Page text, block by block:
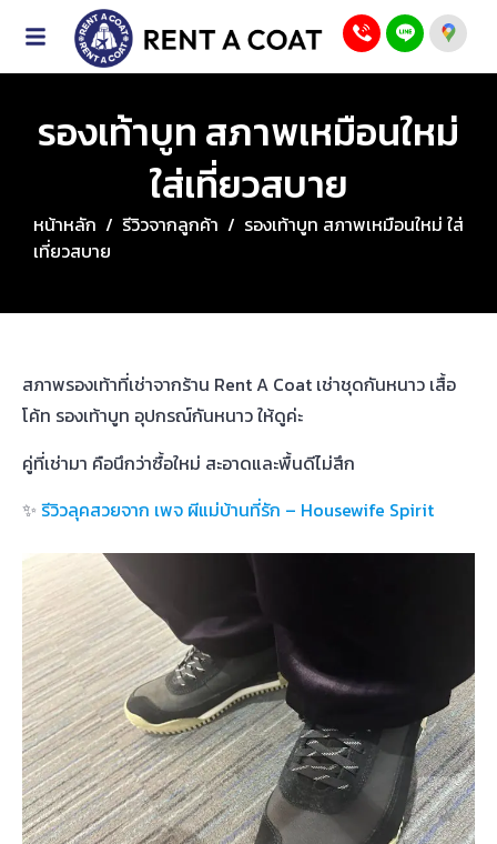
รองเท้าบูท สภาพเหมือนใหม่
ใส่เที่ยวสบาย
หน้าหลัก / รีวิวจากลูกค้า / รองเท้าบูท สภาพเหมือนใหม่ ใส่
เที่ยวสบาย
สภาพรองเท้าที่เช่าจากร้าน Rent A Coat เช่าชุดกันหนาว เสื้อ
โค้ท รองเท้าบูท อุปกรณ์กันหนาว ให้ดูค่ะ
คู่ที่เช่ามา คือนึกว่าซื้อใหม่ สะอาดและพื้นดีไม่สึก
✨ รีวิวลุคสวยจาก เพจ ผีแม่บ้านที่รัก – Housewife Spirit